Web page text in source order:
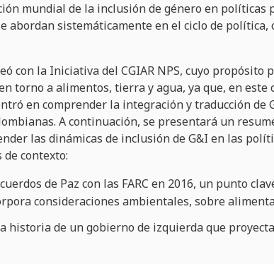
mundial de la inclusión de género en políticas
abordan sistemáticamente en el ciclo de política,
con la Iniciativa del CGIAR NPS, cuyo
torno a alimentos, tierra y agua, ya que, en este
en comprender la integración y traducción de
A continuación, se presentará un
las dinámicas de inclusión de G&I en las
contexto:
de Paz con las FARC en 2016, un punto
consideraciones ambientales, sobre
historia de un gobierno de izquierda que